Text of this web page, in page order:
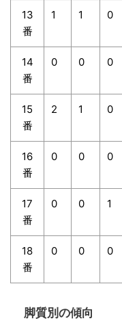
13
番
1 1 0
14
番
0 0 0
15
番
2 1 0
16
番
0 0 0
17
番
0 0 1
18
番
0 0 0
脚質別の傾向